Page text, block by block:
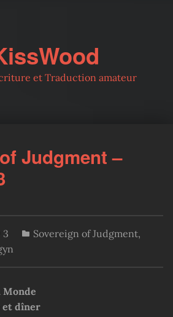
et Traduction amateur
Judgment –
3 Sovereign of Judgment,
Monde
et dîner